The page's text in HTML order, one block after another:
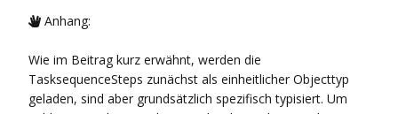
 Anhang:
Wie im Beitrag kurz erwähnt, werden die
TasksequenceSteps zunächst als einheitlicher Objecttyp
geladen, sind aber grundsätzlich spezifisch typisiert. Um